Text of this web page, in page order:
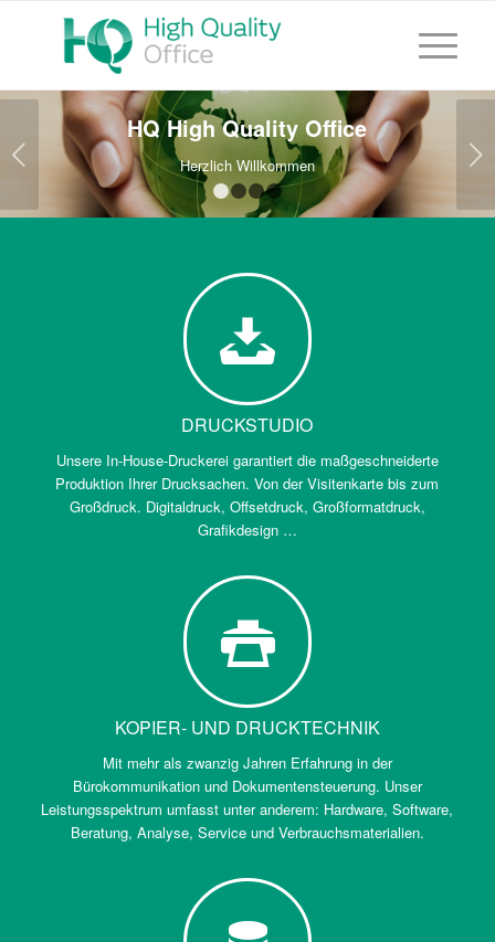
HQ High Quality Office
Herzlich Willkommen Weiter
1 2 3 4
DRUCKSTUDIO
Unsere In-House-Druckerei garantiert die maßgeschneiderte
Produktion Ihrer Drucksachen. Von der Visitenkarte bis zum
Großdruck. Digitaldruck, Offsetdruck, Großformatdruck,
Grafikdesign …
KOPIER- UND DRUCKTECHNIK
Mit mehr als zwanzig Jahren Erfahrung in der
Bürokommunikation und Dokumentensteuerung. Unser
Leistungsspektrum umfasst unter anderem: Hardware, Software,
Beratung, Analyse, Service und Verbrauchsmaterialien.